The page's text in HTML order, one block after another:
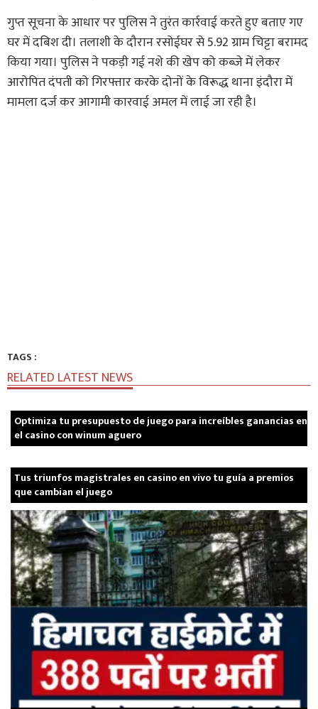
गुप्त सूचना के आधार पर पुलिस ने तुरंत कार्रवाई करते हुए बताए गए
घर में दबिश दी। तलाशी के दौरान रसोईघर से 5.92 ग्राम चिट्टा बरामद
किया गया। पुलिस ने पकड़ी गई नशे की खेप को कब्जे में लेकर
आरोपित दंपती को गिरफ्तार करके दोनों के विरूद्ध थाना इंदौरा में
मामला दर्ज कर आगामी कारवाई अमल में लाई जा रही है।
TAGS :
RELATED LATEST NEWS
Optimiza tu presupuesto de juego para increíbles ganancias en
el casino con winum aguero
Tus triunfos magistrales en casino en vivo tu guía a premios
que cambian el juego